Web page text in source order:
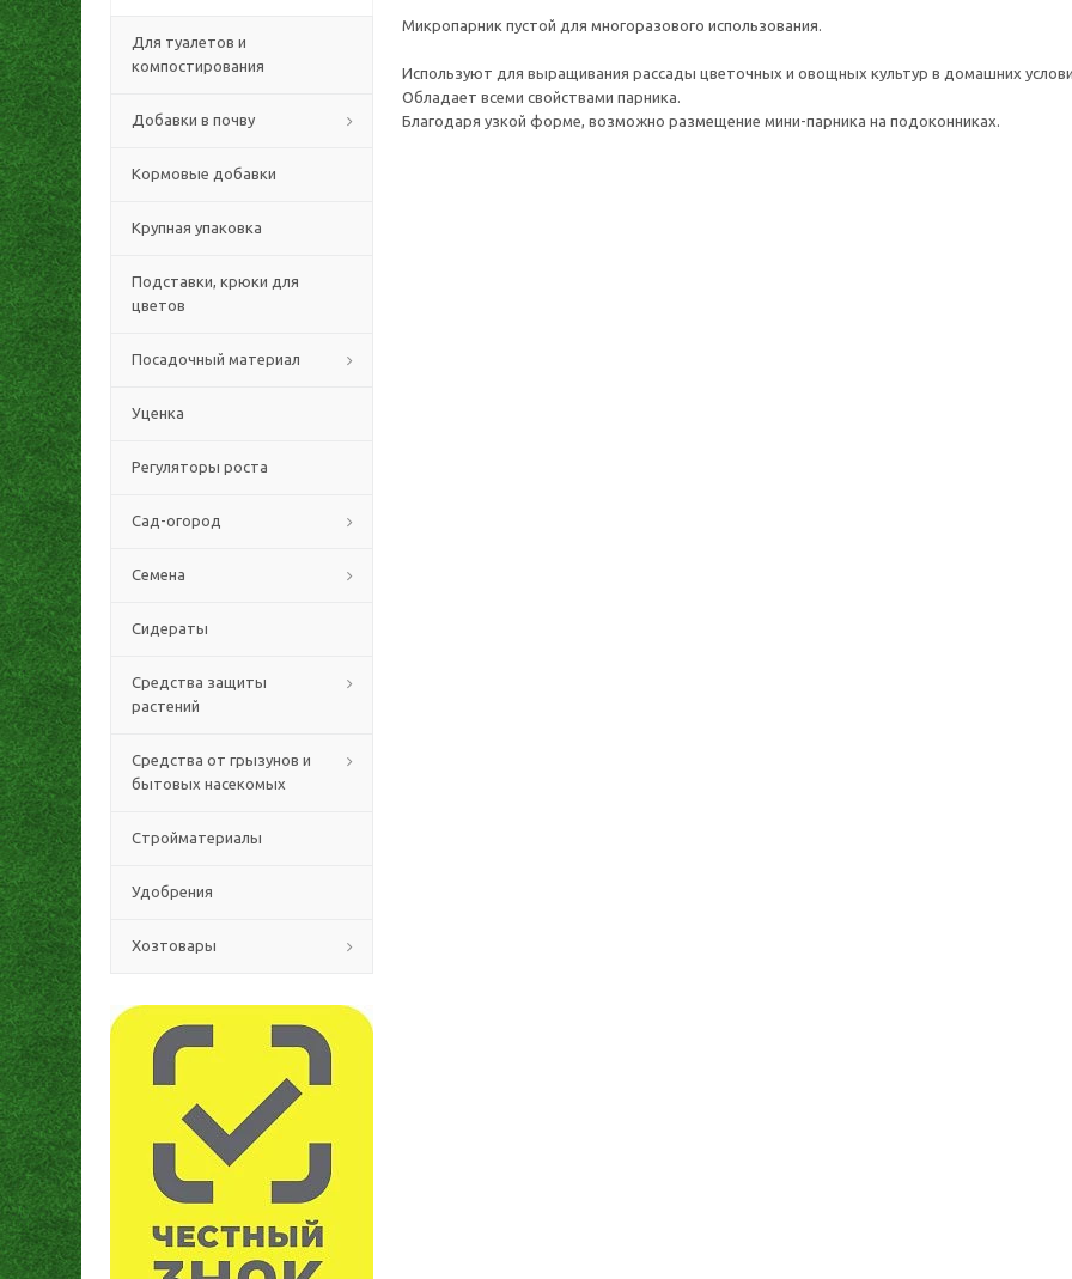
Для туалетов и
компостирования
Добавки в почву
Кормовые добавки
Крупная упаковка
Подставки, крюки для
цветов
Посадочный материал
Уценка
Регуляторы роста
Сад-огород
Семена
Сидераты
Средства защиты
растений
Средства от грызунов и
бытовых насекомых
Стройматериалы
Удобрения
Хозтовары
Микропарник пустой для многоразового использования.
Используют для выращивания рассады цветочных и овощных культур в домашних
Обладает всеми свойствами парника.
Благодаря узкой форме, возможно размещение мини-парника на подоконниках.